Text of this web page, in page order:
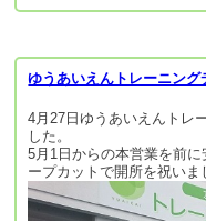
ゆうあいえんトレーニン
4月27日ゆうあいえんトレ
した。
5月1日からの本営業を前
ープカットで開所を祝いま